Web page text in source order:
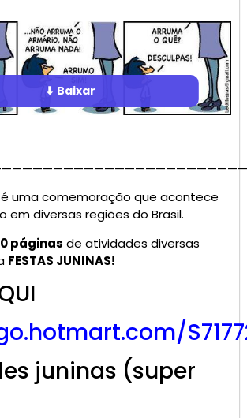
⬇ Baixar
é uma comemoração que acontece
em diversas regiões do Brasil.
páginas de atividades diversas
FESTAS JUNINAS!
juninas (super